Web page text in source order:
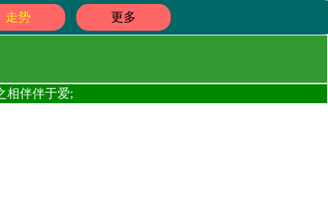
走势 更多
相伴伴于爱;